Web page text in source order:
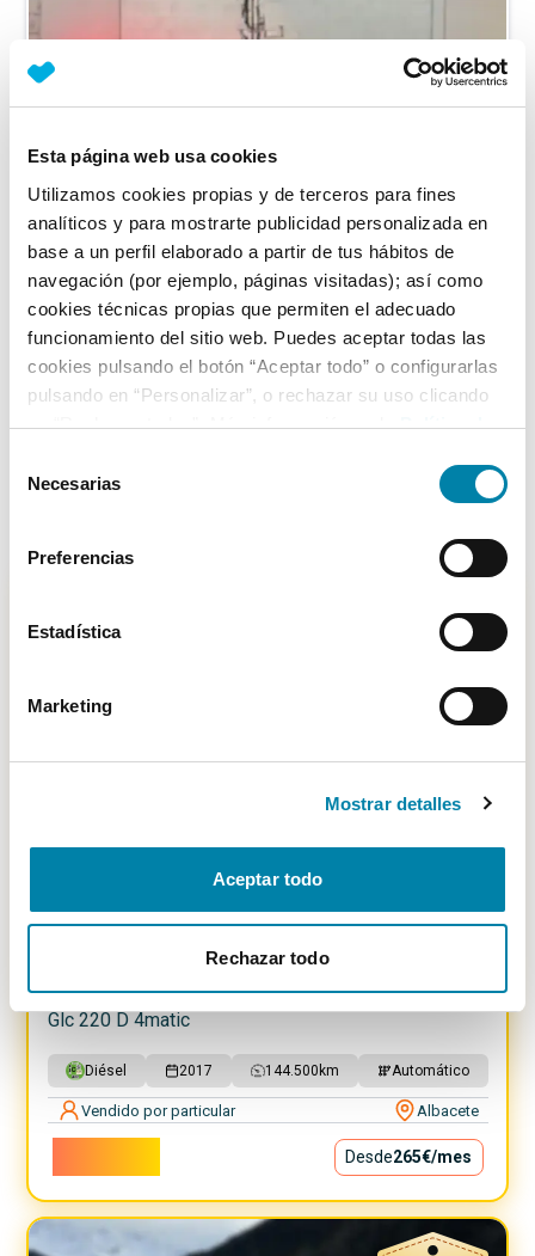
Esta página web usa cookies
Utilizamos cookies propias y de terceros para fines
analíticos y para mostrarte publicidad personalizada en
base a un perfil elaborado a partir de tus hábitos de
navegación (por ejemplo, páginas visitadas); así como
cookies técnicas propias que permiten el adecuado
funcionamiento del sitio web. Puedes aceptar todas las
cookies pulsando el botón “Aceptar todo” o configurarlas
pulsando en “Personalizar”, o rechazar su uso clicando
en “Rechazar todas”. Más información en laPolítica de
Necesarias
Preferencias
Estadística
Marketing
Mostrar detalles
Aceptar todo
Rechazar todo
MercedesClase Glc
Glc 300 De 4matic
/mes
MercedesClase Glc
Glc 220 D 4matic
Diésel 2017 144.500 km Automático
Vendido por particular Albacete
Desde265€/mes